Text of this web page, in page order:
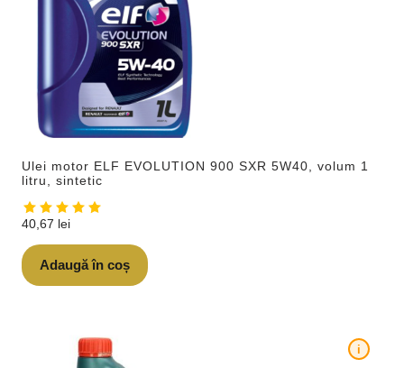
Ulei motor ELF EVOLUTION 900 SXR 5W40, volum 1
litru, sintetic
40,67 lei
Adaugă în coș
i